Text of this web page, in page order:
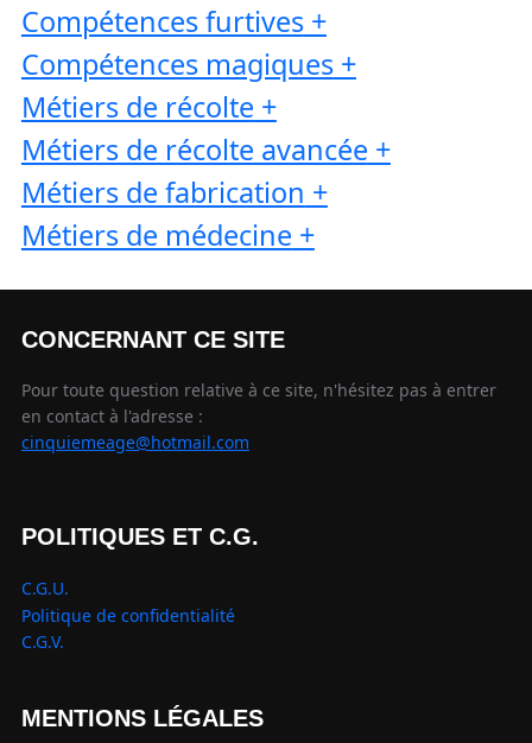
Compétences furtives+
Compétences magiques+
Métiers de récolte +
Métiers de récolte avancée +
Métiers de fabrication +
Métiers de médecine +
CONCERNANT CE SITE
Pour toute question relative à ce site, n'hésitez pas à entrer
en contact à l'adresse :
cinquiemeage@hotmail.com
POLITIQUES ET C.G.
C.G.U.
Politique de confidentialité
C.G.V.
MENTIONS LÉGALES